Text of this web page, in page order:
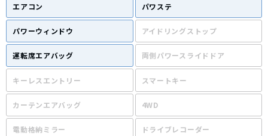
エアコン パワステ
パワーウィンドウ アイドリングストップ
運転席エアバッグ 両側パワースライドドア
キーレスエントリー スマートキー
カーテンエアバッグ 4WD
電動格納ミラー ドライブレコーダー